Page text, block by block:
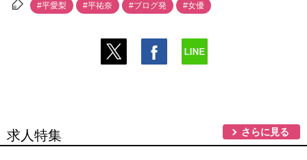
#平愛梨 #平祐奈 #ブログ発 #女優
求人特集 さらに見る